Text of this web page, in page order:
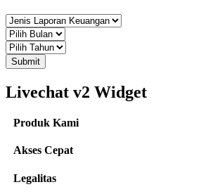
Submit
Livechat v2 Widget
Produk Kami
Akses Cepat
Legalitas